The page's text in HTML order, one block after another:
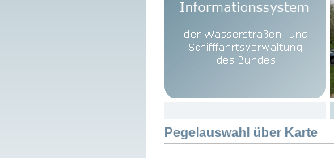
Pegelauswahl über Karte